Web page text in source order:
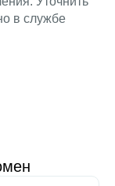
в службе